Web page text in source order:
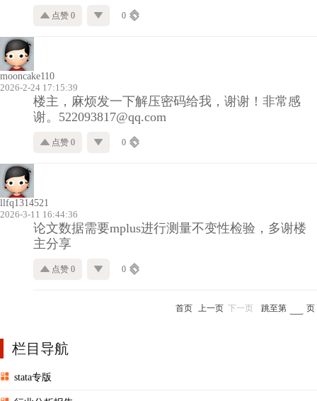
点赞 0 0
mooncake110
2026-2-24 17:15:39
楼主，麻烦发一下解压密码给我，谢谢！非常感
谢。522093817@qq.com
点赞 0 0
llfq1314521
2026-3-11 16:44:36
论文数据需要mplus进行测量不变性检验，多谢楼
主分享
点赞 0 0
首页 上一页 下一页 跳至第 页
栏目导航
stata专版